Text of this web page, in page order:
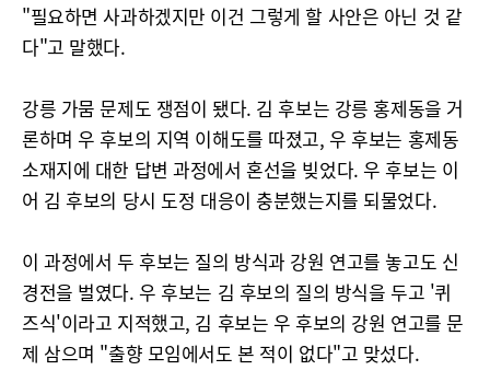
"필요하면 사과하겠지만 이건 그렇게 할 사안은 아닌 것 같
다"고 말했다.
강릉 가뭄 문제도 쟁점이 됐다. 김 후보는 강릉 홍제동을 거
론하며 우 후보의 지역 이해도를 따졌고, 우 후보는 홍제동
소재지에 대한 답변 과정에서 혼선을 빚었다. 우 후보는 이
어 김 후보의 당시 도정 대응이 충분했는지를 되물었다.
이 과정에서 두 후보는 질의 방식과 강원 연고를 놓고도 신
경전을 벌였다. 우 후보는 김 후보의 질의 방식을 두고 '퀴
즈식'이라고 지적했고, 김 후보는 우 후보의 강원 연고를 문
제 삼으며 "출향 모임에서도 본 적이 없다"고 맞섰다.